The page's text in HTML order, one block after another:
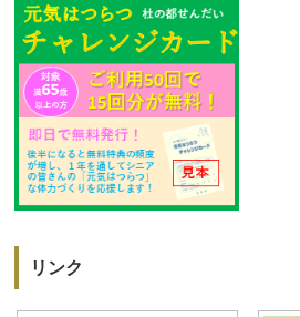
リンク